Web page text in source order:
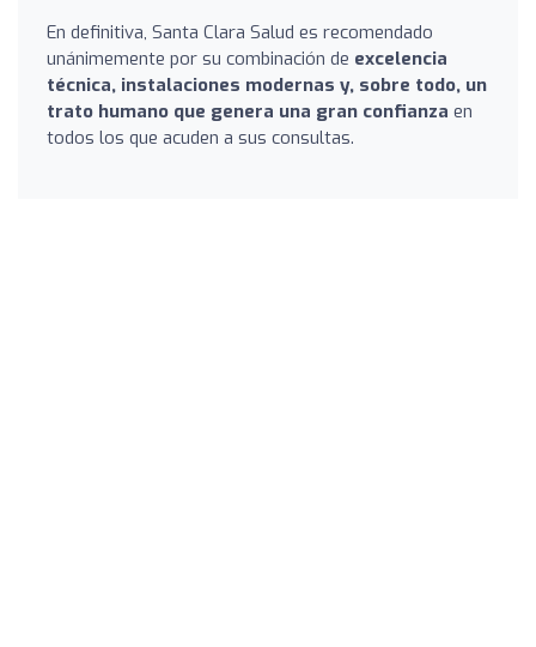
En definitiva, Santa Clara Salud es recomendado
unánimemente por su combinación de excelencia
técnica, instalaciones modernas y, sobre todo, un
trato humano que genera una gran confianza en
todos los que acuden a sus consultas.